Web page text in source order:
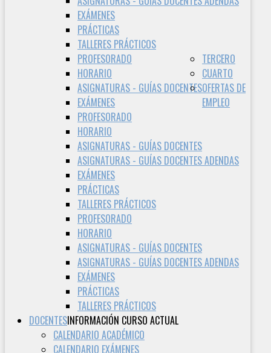
EXÁMENES
PRÁCTICAS
TALLERES PRÁCTICOS
PROFESORADO
HORARIO
ASIGNATURAS - GUÍAS DOCENTES
EXÁMENES
TERCERO
PROFESORADO
HORARIO
ASIGNATURAS - GUÍAS DOCENTES
ASIGNATURAS - GUÍAS DOCENTES ADENDAS
EXÁMENES
PRÁCTICAS
TALLERES PRÁCTICOS
CUARTO
PROFESORADO
HORARIO
ASIGNATURAS - GUÍAS DOCENTES
ASIGNATURAS - GUÍAS DOCENTES ADENDAS
EXÁMENES
PRÁCTICAS
TALLERES PRÁCTICOS
OFERTAS DE
EMPLEO
DOCENTESINFORMACIÓN CURSO ACTUAL
CALENDARIO ACADÉMICO
CALENDARIO EXÁMENES